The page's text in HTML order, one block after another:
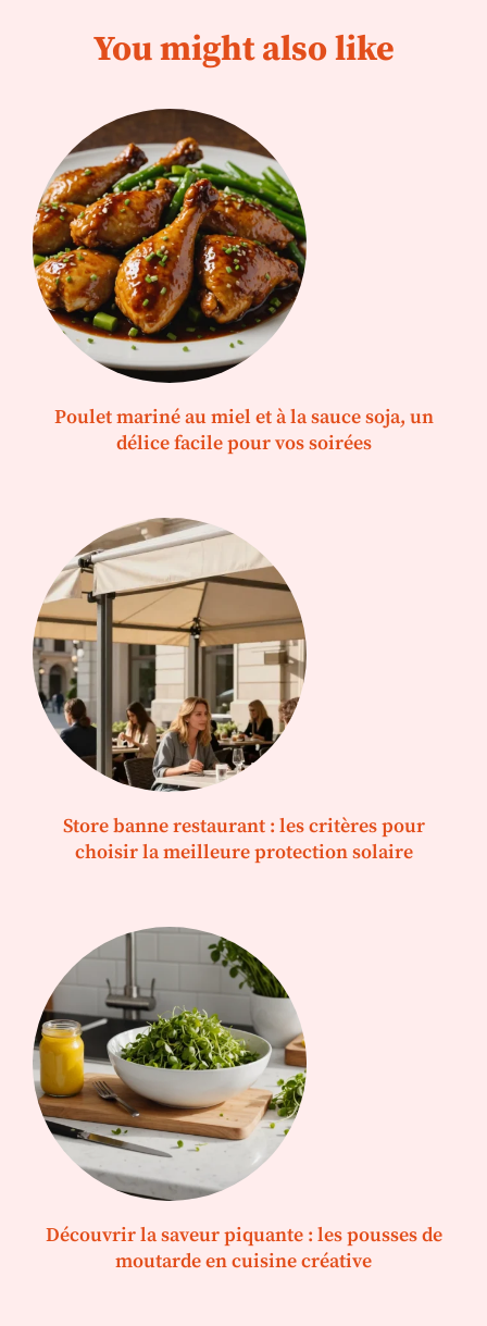
You might also like
Poulet mariné au miel et à la sauce soja, un
délice facile pour vos soirées
Store banne restaurant : les critères pour
choisir la meilleure protection solaire
Découvrir la saveur piquante : les pousses de
moutarde en cuisine créative